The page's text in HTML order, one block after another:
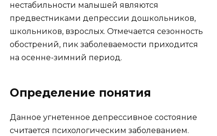
нестабильности малышей являются
предвестниками депрессии дошкольников,
школьников, взрослых. Отмечается сезонность
обострений, пик заболеваемости приходится
на осенне-зимний период.
Определение понятия
Данное угнетенное депрессивное состояние
считается психологическим заболеванием.